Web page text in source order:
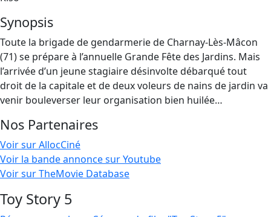
Synopsis
Toute la brigade de gendarmerie de Charnay-Lès-Mâcon
(71) se prépare à l’annuelle Grande Fête des Jardins. Mais
l’arrivée d’un jeune stagiaire désinvolte débarqué tout
droit de la capitale et de deux voleurs de nains de jardin va
venir bouleverser leur organisation bien huilée…
Nos Partenaires
Voir sur AllocCiné
Voir la bande annonce sur Youtube
Voir sur TheMovie Database
Toy Story 5